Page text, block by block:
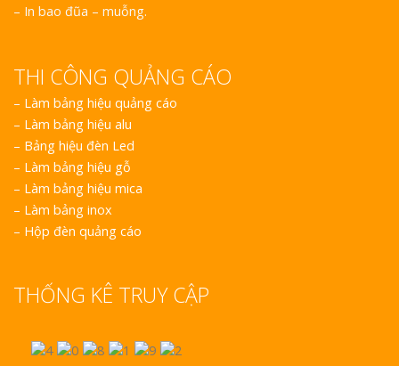
– In bao đũa – muỗng.
THI CÔNG QUẢNG CÁO
– Làm bảng hiệu quảng cáo
– Làm bảng hiệu alu
– Bảng hiệu đèn Led
– Làm bảng hiệu gỗ
– Làm bảng hiệu mica
– Làm bảng inox
– Hộp đèn quảng cáo
THỐNG KÊ TRUY CẬP